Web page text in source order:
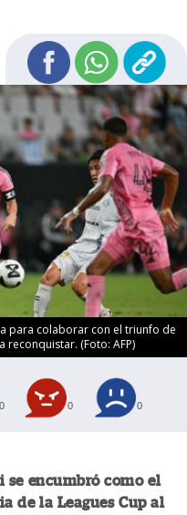
para colaborar con el triunfo de
reconquistar. (Foto: AFP)
0 0 0
se encumbró como el
de la Leagues Cup al